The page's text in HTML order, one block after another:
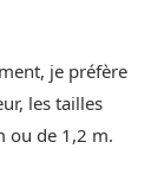
je préfère
les tailles
ou de 1,2 m.